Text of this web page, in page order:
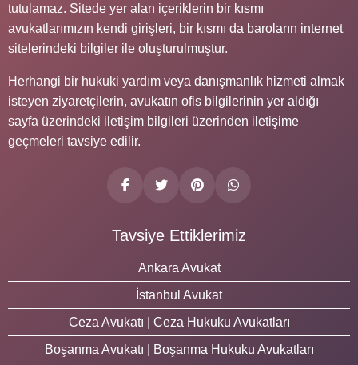
tutulamaz. Sitede yer alan içeriklerin bir kısmı
avukatlarımızın kendi girişleri, bir kısmı da baroların internet
sitelerindeki bilgiler ile oluşturulmuştur.
Herhangi bir hukuki yardım veya danışmanlık hizmeti almak
isteyen ziyaretçilerin, avukatın ofis bilgilerinin yer aldığı
sayfa üzerindeki iletişim bilgileri üzerinden iletişime
geçmeleri tavsiye edilir.
Tavsiye Ettiklerimiz
Ankara Avukat
İstanbul Avukat
Ceza Avukatı | Ceza Hukuku Avukatları
Boşanma Avukatı | Boşanma Hukuku Avukatları